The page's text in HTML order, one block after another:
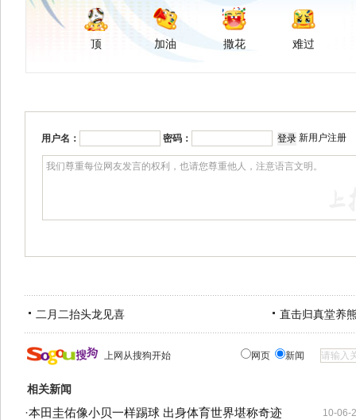
顶 加油 撒花 难过
用户名： 密码： 新用户注册
二月二抬头龙见喜 直击归真堂养
上网从搜狗开始 网页 新闻
相关新闻
10-06-
·本田圭佑像小贝一样踢球 出身体育世界堪称奇迹